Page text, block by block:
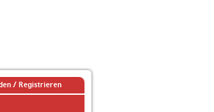
/ Registrieren